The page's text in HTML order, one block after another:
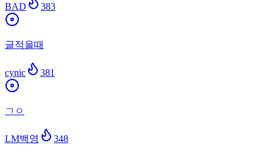
BAD 383
글적을때
cynic 381
ㄱㅇ
LM백영 348